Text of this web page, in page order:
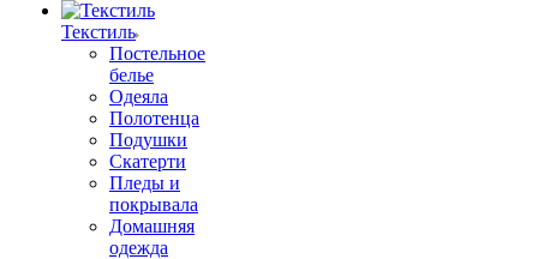
Текстиль
Постельное
белье
Одеяла
Полотенца
Подушки
Скатерти
Пледы и
покрывала
Домашняя
одежда